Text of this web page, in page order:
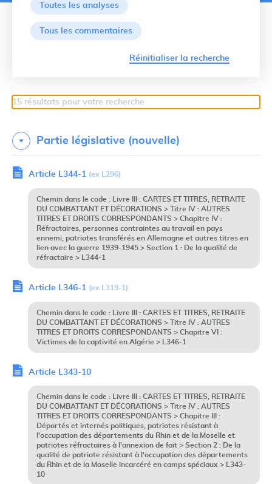
Toutes les analyses
Tous les commentaires
Réinitialiser la recherche
15 résultats pour votre recherche
Partie législative (nouvelle)
Article L344-1 (ex L296)
Chemin dans le code : Livre III : CARTES ET TITRES, RETRAITE
DU COMBATTANT ET DÉCORATIONS > Titre IV : AUTRES
TITRES ET DROITS CORRESPONDANTS > Chapitre IV :
Réfractaires, personnes contraintes au travail en pays
ennemi, patriotes transférés en Allemagne et autres titres en
lien avec la guerre 1939-1945 > Section 1 : De la qualité de
réfractaire > L344-1
Article L346-1 (ex L319-1)
Chemin dans le code : Livre III : CARTES ET TITRES, RETRAITE
DU COMBATTANT ET DÉCORATIONS > Titre IV : AUTRES
TITRES ET DROITS CORRESPONDANTS > Chapitre VI :
Victimes de la captivité en Algérie > L346-1
Article L343-10
Chemin dans le code : Livre III : CARTES ET TITRES, RETRAITE
DU COMBATTANT ET DÉCORATIONS > Titre IV : AUTRES
TITRES ET DROITS CORRESPONDANTS > Chapitre III :
Déportés et internés politiques, patriotes résistant à
l'occupation des départements du Rhin et de la Moselle et
patriotes réfractaires à l'annexion de fait > Section 2 : De la
qualité de patriote résistant à l'occupation des départements
du Rhin et de la Moselle incarcéré en camps spéciaux > L343-
10